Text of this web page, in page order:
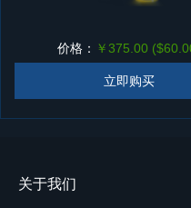
价格： ￥375.00
立即购买
关于我们